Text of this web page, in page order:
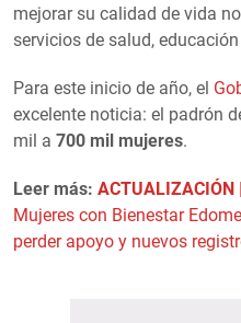
mejorar su calidad de vida
servicios de salud,
Para este inicio de año, el
excelente noticia: el padrón
mil a 700 mil mujeres.
Leer más: ACTUALIZACIÓN
Mujeres con Bienestar
perder apoyo y nuevos